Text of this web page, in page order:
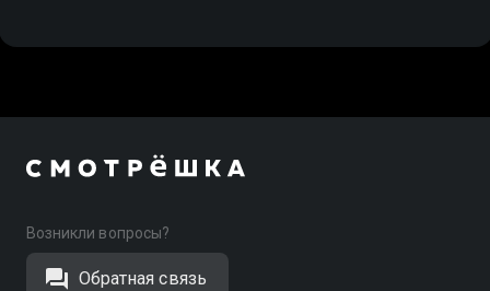
Возникли вопросы?
Обратная связь